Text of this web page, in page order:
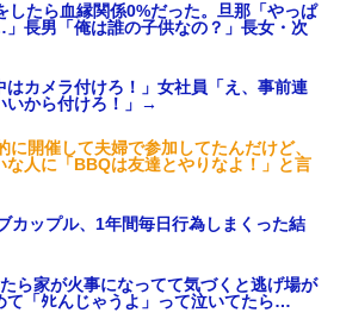
したら血縁関係0%だった。旦那「やっぱ
長男「俺は誰の子供なの？」長女・次
はカメラ付けろ！」女社員「え、事前連
いから付けろ！」→
開催して夫婦で参加してたんだけど、
な人に「BBQは友達とやりなよ！」と言
カップル、1年間毎日行為しまくった結
ら家が火事になってて気づくと逃げ場が
て「ﾀﾋんじゃうよ」って泣いてたら…